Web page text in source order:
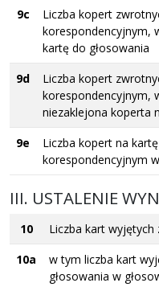
9c
Liczba kopert
korespondencyjnym,
kartę do głosowania
9d
Liczba kopert
korespondencyjnym,
niezaklejona koperta
9e
Liczba kopert na
korespondencyjnym
III. USTALENIE
10 Liczba kart wyjętych
10a
w tym liczba kart
głosowania w